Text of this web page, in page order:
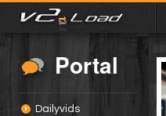
Portal
Dailyvids